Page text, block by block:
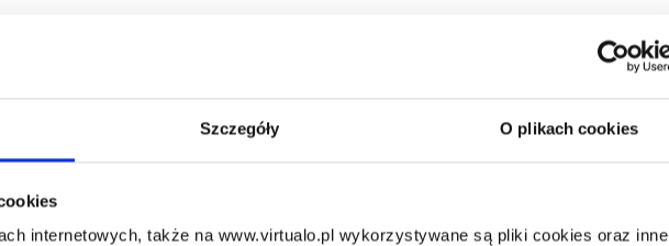
Szczegóły O plikach cookies
internetowych, także na www.virtualo.pl wykorzystywane są pliki cookies oraz inne